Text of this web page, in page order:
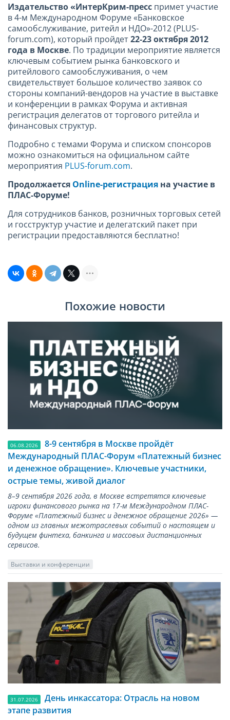
Издательство «ИнтерКрим-пресс примет участие
в 4-м Международном Форуме «Банковское
самообслуживание, ритейл и НДО»-2012 (PLUS-
forum.com), который пройдет22-23 октября 2012
года в Москве. По традиции мероприятие является
ключевым событием рынка банковского и
ритейлового самообслуживания, о чем
свидетельствует большое количество заявок со
стороны компаний-вендоров на участие в выставке
и конференции в рамках Форума и активная
регистрация делегатов от торгового ритейла и
финансовых структур.
Подробно с темами Форума и списком спонсоров
можно ознакомиться на официальном сайте
мероприятия PLUS-forum.com.
Продолжается Online-регистрация на участие в
ПЛАС-Форуме!
Для сотрудников банков, розничных торговых сетей
и госструктур участие и делегатский пакет при
регистрации предоставляются бесплатно!
Похожие новости
06.08.2026
8-9 сентября в Москве пройдёт
Международный ПЛАС-Форум «Платежный бизнес
и денежное обращение». Ключевые участники,
острые темы, живой диалог
8–9 сентября 2026 года, в Москве встретятся ключевые
игроки финансового рынка на 17-м Международном ПЛАС-
Форуме «Платежный бизнес и денежное обращение 2026» —
одном из главных межотраслевых событий о настоящем и
будущем финтеха, банкинга и массовых дистанционных
сервисов.
Выставки и конференции
31.07.2026
День инкассатора: Отрасль на новом
этапе развития